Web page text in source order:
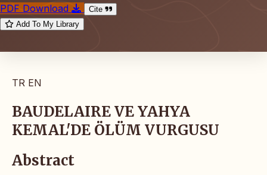
PDF Download
Cite
Add To My Library
TR EN
BAUDELAIRE VE YAHYA
KEMAL'DE ÖLÜM VURGUSU
Abstract